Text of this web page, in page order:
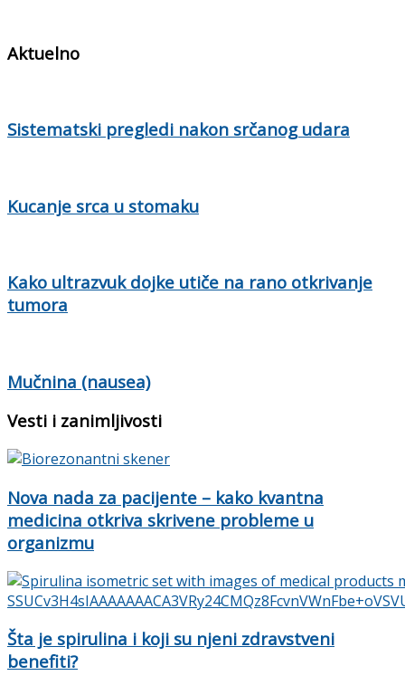
Aktuelno
Sistematski pregledi nakon srčanog udara
Kucanje srca u stomaku
Kako ultrazvuk dojke utiče na rano otkrivanje
tumora
Mučnina (nausea)
Vesti i zanimljivosti
Nova nada za pacijente – kako kvantna
medicina otkriva skrivene probleme u
organizmu
Šta je spirulina i koji su njeni zdravstveni
benefiti?